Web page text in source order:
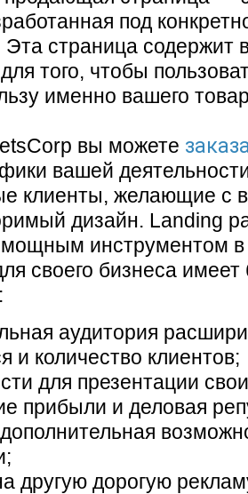
под
Эта страница содержит
того, чтобы
именно вашего
вы можете
вашей
клиенты, желающие с
дизайн. Landing
мощным инструментом
своего бизнеса
аудитория
и количество клиентов;
для презентации
прибыли и деловая
другую дорогую